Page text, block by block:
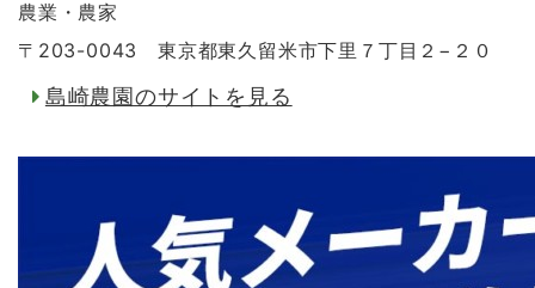
農業・農家
〒203-0043 東京都東久留米市下里７丁目２−２０
島崎農園のサイトを見る